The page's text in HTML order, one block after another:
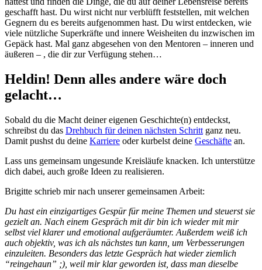
geschafft hast. Du wirst nicht nur verblüfft feststellen, mit welchen
Gegnern du es bereits aufgenommen hast. Du wirst entdecken, wie
viele nützliche Superkräfte und innere Weisheiten du inzwischen im
Gepäck hast. Mal ganz abgesehen von den Mentoren – inneren und
äußeren – , die dir zur Verfügung stehen…
Heldin! Denn alles andere wäre doch
gelacht…
Sobald du die Macht deiner eigenen Geschichte(n) entdeckst,
schreibst du das Drehbuch für deinen nächsten Schritt ganz neu.
Damit pushst du deine Karriere oder kurbelst deine Geschäfte an.
Lass uns gemeinsam ungesunde Kreisläufe knacken. Ich unterstütze
dich dabei, auch große Ideen zu realisieren.
Brigitte schrieb mir nach unserer gemeinsamen Arbeit:
Du hast ein einzigartiges Gespür für meine Themen und steuerst sie
gezielt an. Nach einem Gespräch mit dir bin ich wieder mit mir
selbst viel klarer und emotional aufgeräumter. Außerdem weiß ich
auch objektiv, was ich als nächstes tun kann, um Verbesserungen
einzuleiten. Besonders das letzte Gespräch hat wieder ziemlich
“reingehaun” ;), weil mir klar geworden ist, dass man dieselbe